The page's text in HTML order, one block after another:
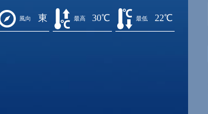
風向 東 最高 30℃ 最低 22℃